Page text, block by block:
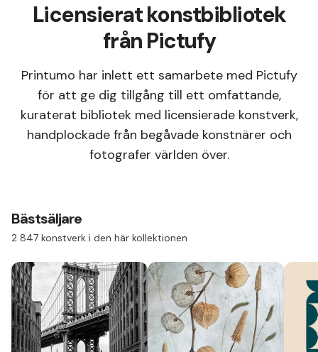
Licensierat konstbibliotek
från Pictufy
Printumo har inlett ett samarbete med Pictufy
för att ge dig tillgång till ett omfattande,
kuraterat bibliotek med licensierade konstverk,
handplockade från begåvade konstnärer och
fotografer världen över.
Bästsäljare
2 847 konstverk i den här kollektionen